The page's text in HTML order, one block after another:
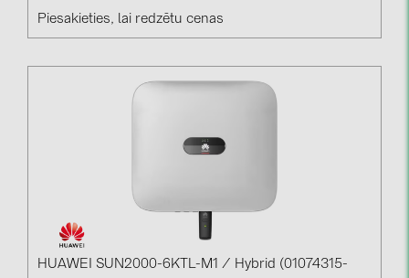
Stäubli (2)
TIGO (4)
Piesakieties, lai redzētu cenas
HUAWEI SUN2000-6KTL-M1 / Hybrid (01074315-